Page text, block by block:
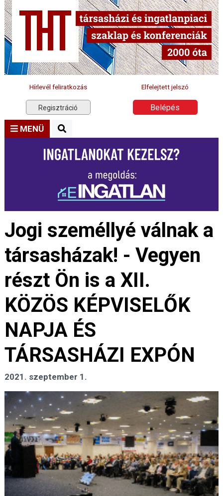
Hírlevél feliratkozás Elfelejtett jelszó
Regisztráció Belépés
MENÜ
Jogi személlyé válnak a
társasházak! - Vegyen
részt Ön is a XII.
KÖZÖS KÉPVISELŐK
NAPJA ÉS
TÁRSASHÁZI EXPÓN
2021. szeptember 1.